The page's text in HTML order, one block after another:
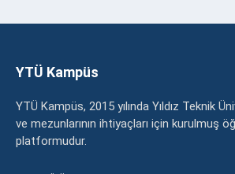
YTÜ Kampüs
YTÜ Kampüs, 2015 yılında Yıldız Teknik
ve mezunlarının ihtiyaçları için kurulmuş
platformudur.